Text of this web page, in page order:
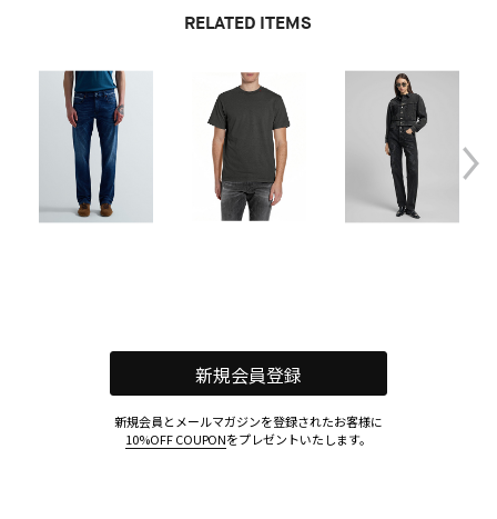
RELATED ITEMS
新規会員登録
新規会員とメールマガジンを登録されたお客様に
10%OFF COUPONをプレゼントいたします。